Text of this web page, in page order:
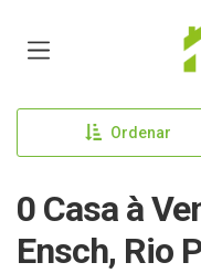
Ordenar
0 Casa à
Ensch, Rio